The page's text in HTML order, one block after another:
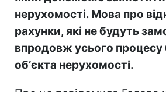
нерухомості. Мова про
рахунки, які не будуть
впродовж усього процесу
обʼєкта нерухомості.